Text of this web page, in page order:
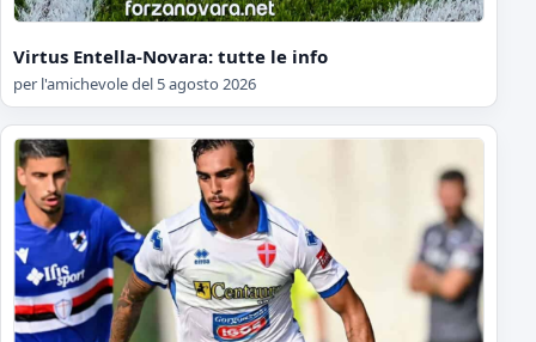
Virtus Entella-Novara: tutte le info
per l'amichevole del 5 agosto 2026